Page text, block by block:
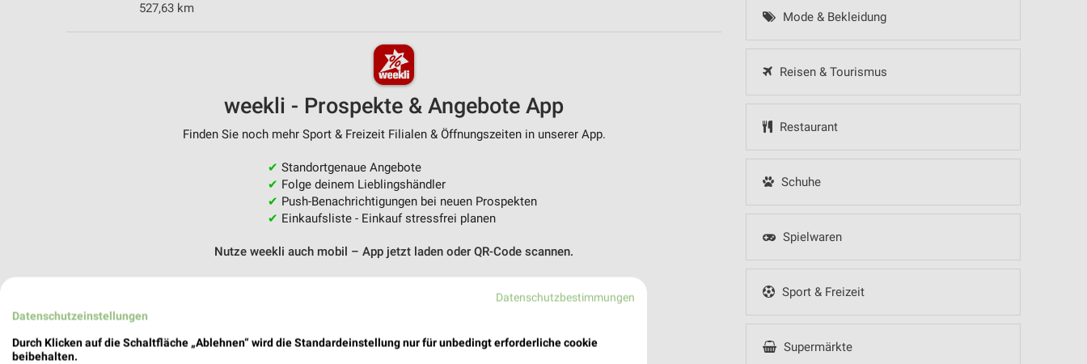
Mode & Bekleidung
Reisen & Tourismus
Restaurant
Schuhe
Spielwaren
Sport & Freizeit
Supermärkte
527,63 km
weekli - Prospekte & Angebote App
Finden Sie noch mehr Sport & Freizeit Filialen & Öffnungszeiten in unserer App.
✔ Standortgenaue Angebote
✔ Folge deinem Lieblingshändler
✔ Push-Benachrichtigungen bei neuen Prospekten
✔ Einkaufsliste - Einkauf stressfrei planen
Nutze weekli auch mobil – App jetzt laden oder QR-Code scannen.
Datenschutzbestimmungen
Datenschutzeinstellungen
Durch Klicken auf die Schaltfläche „Ablehnen“ wird die Standardeinstellung nur für unbedingt erforderliche cookie
beibehalten.